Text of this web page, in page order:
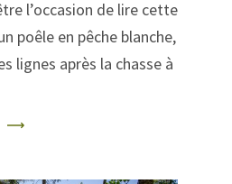
l’occasion de lire cette
poêle en pêche blanche,
lignes après la chasse à